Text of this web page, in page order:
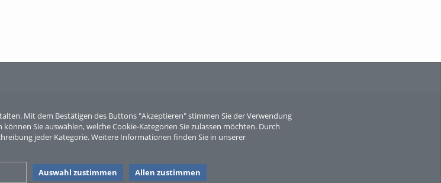
Mit dem Bestätigen des Buttons "Akzeptieren" stimmen Sie der Verwendung
Sie auswählen, welche Cookie-Kategorien Sie zulassen möchten. Durch
jeder Kategorie. Weitere Informationen finden Sie in unserer
Auswahl zustimmen Allen zustimmen